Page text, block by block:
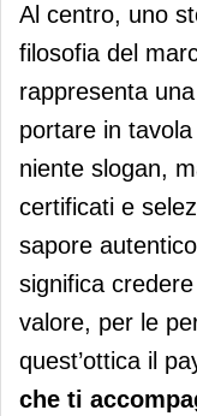
Al centro, uno
filosofia del
rappresenta
portare in
niente slogan,
certificati e
sapore
significa
valore, per le
quest’ottica il
che ti